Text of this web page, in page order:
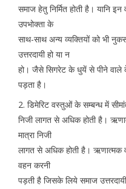
समाज हेतु निर्मित होती है। यानि
उपभोक्ता के
साथ-साथ अन्य व्यक्तियों को भी
उत्तरदायी हो या न
हो। जैसे सिगरेट के धुयें से पीने वाले
पड़ता है।
2. डिमेरिट वस्तुओं के सम्बन्ध में
निजी लागत से अधिक होती है।
मात्रा निजी
लागत से अधिक होती है। ऋणात्मक
वहन करनी
पड़ती है जिसके लिये समाज